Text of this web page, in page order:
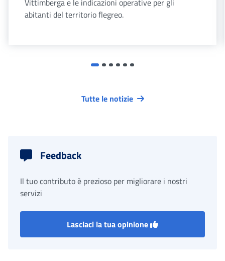
Vittimberga e le indicazioni operative per gli
abitanti del territorio flegreo.
Tutte le notizie
Feedback
Il tuo contributo è prezioso per migliorare i nostri
servizi
Lasciaci la tua opinione